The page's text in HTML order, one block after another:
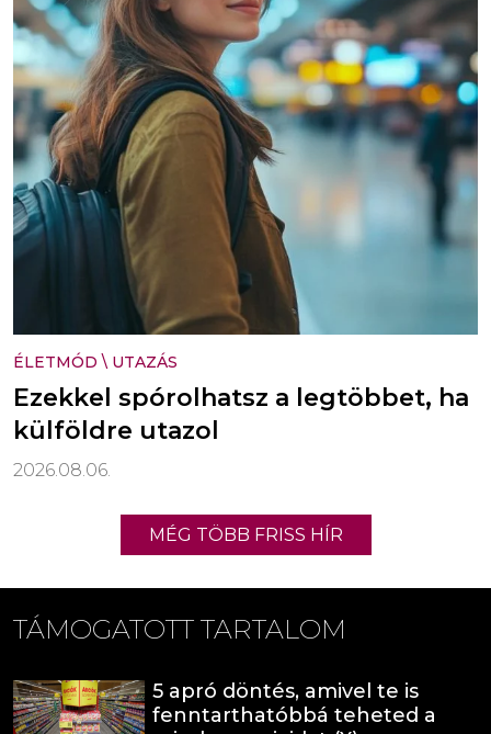
ÉLETMÓD \ UTAZÁS
Ezekkel spórolhatsz a legtöbbet, ha
külföldre utazol
2026.08.06.
MÉG TÖBB FRISS HÍR
TÁMOGATOTT TARTALOM
5 apró döntés, amivel te is
fenntarthatóbbá teheted a